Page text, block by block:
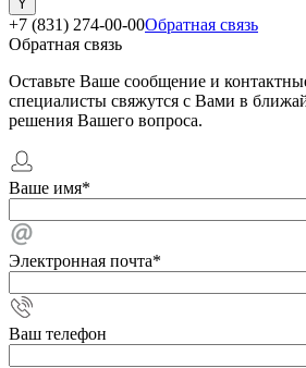
+7 (831) 274-00-00Обратная связь
Обратная связь
Оставьте Ваше сообщение и
специалисты свяжутся с Вами в
решения Вашего вопроса.
Ваше имя*
Электронная почта*
Ваш телефон